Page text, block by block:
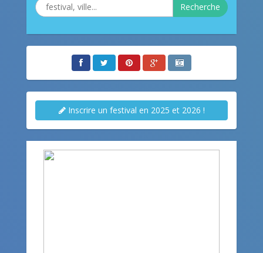
Recherche
Inscrire un festival en 2025 et 2026 !